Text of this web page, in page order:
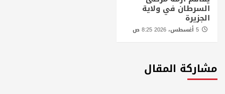
السرطان في ولاية
الجزيرة
مشاركة المقال